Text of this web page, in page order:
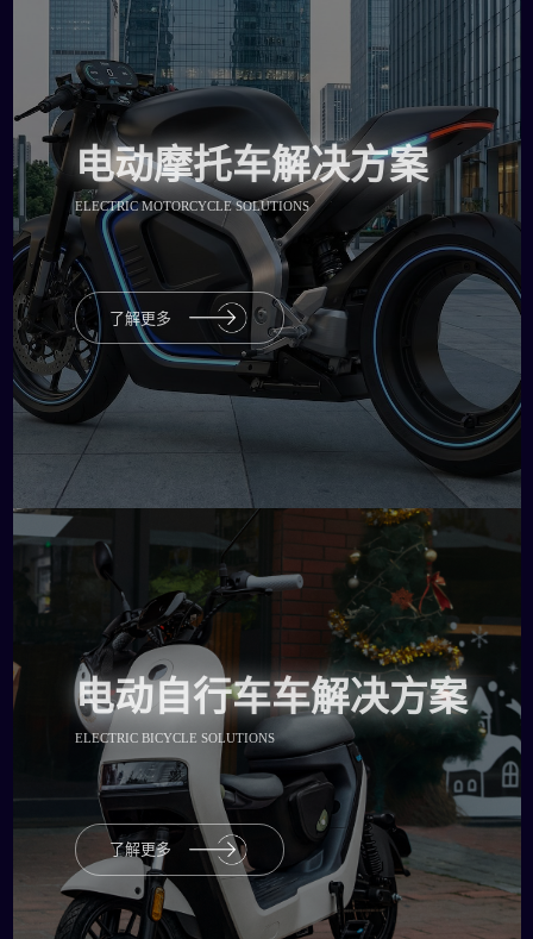
电动摩托车解决方案
ELECTRIC MOTORCYCLE SOLUTIONS
了解更多
电动自行车车解决方案
ELECTRIC BICYCLE SOLUTIONS
了解更多